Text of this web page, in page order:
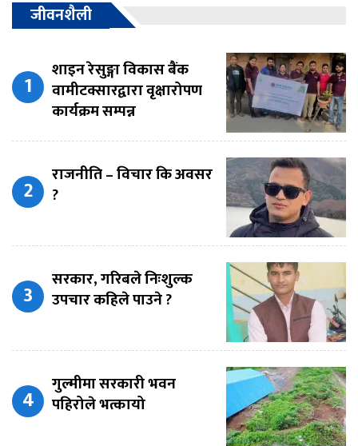
जीवनशैली
शाइन रेसुङ्गा विकास बैंक
वामीटक्सारद्वारा वृक्षारोपण
कार्यक्रम सम्पन्न
राजनीति – विचार कि अवसर
?
सरकार, गरिबले निःशुल्क
उपचार कहिले पाउने ?
गुल्मीमा सरकारी भवन
पहिरोले भत्कायो